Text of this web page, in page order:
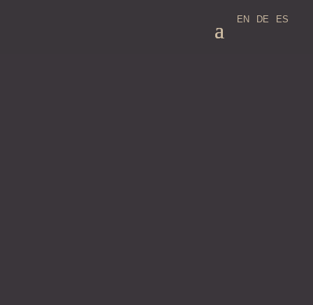
EN DE ES